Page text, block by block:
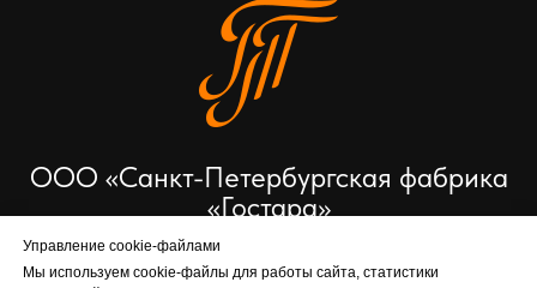
ООО «Санкт-Петербургская фабрика
«Гостара»
Управление cookie-файлами
Мы используем cookie-файлы для работы сайта, статистики